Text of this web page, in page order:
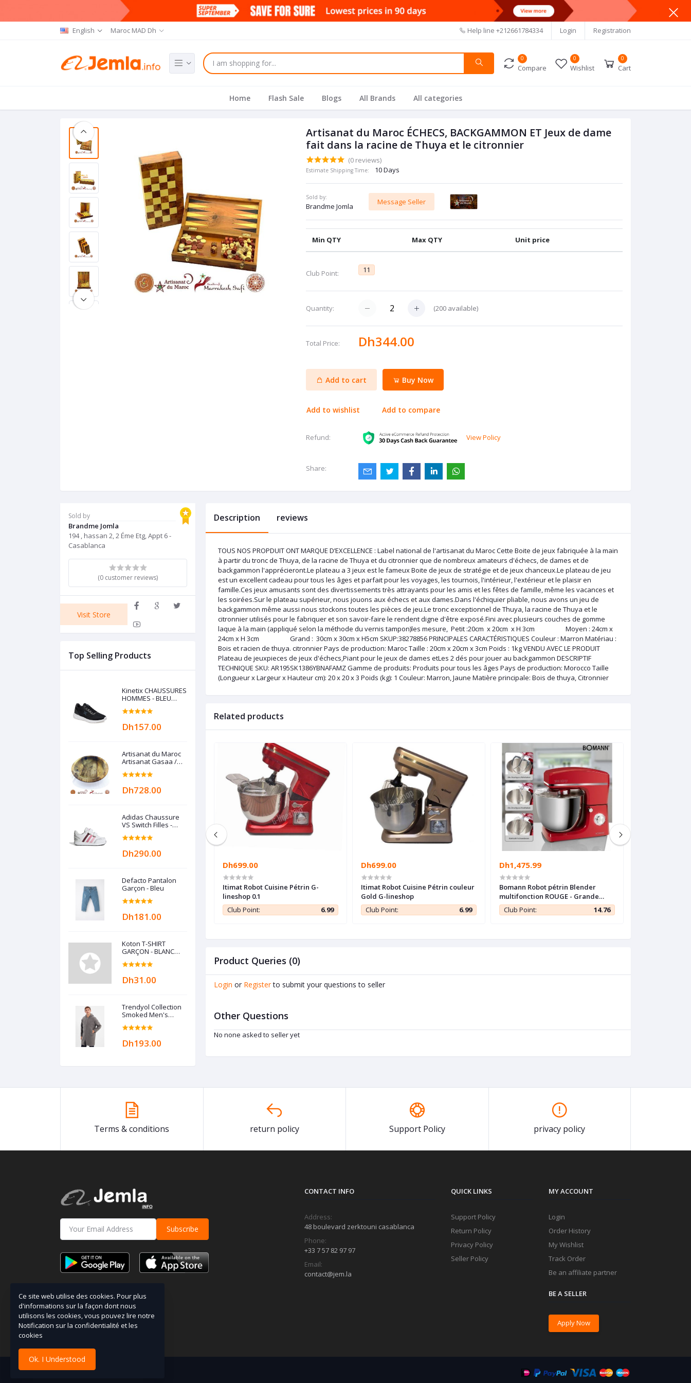
English Maroc MAD Dh Help line +212661784334 Login Registration
0
Compare
0
Wishlist
0
Cart
Home Flash Sale Blogs All Brands All categories
Artisanat du Maroc ÉCHECS, BACKGAMMON ET Jeux de dame
fait dans la racine de Thuya et le citronnier
(0 reviews)
Estimate Shipping Time: 10 Days
Sold by:
Brandme Jomla
Message Seller
Min QTY Max QTY Unit price
Club Point: 11
Quantity: (200 available)
Total Price: Dh344.00
Add to cart Buy Now
Add to wishlist Add to compare
Refund: View Policy
Share:
Sold by
Brandme Jomla
194 , hassan 2, 2 Éme Etg, Appt 6 -
Casablanca
(0 customer reviews)
Visit Store
Top Selling Products
Kinetix CHAUSSURES
HOMMES - BLEU
MARINE
Dh157.00
Artisanat du Maroc
Artisanat Gasaa /
Gas3a / Guesâa /
Plat à couscous en
Dh728.00
Adidas Chaussure
VS Switch Filles -
Crystal Blanc
Dh290.00
Defacto Pantalon
Garçon - Bleu
Dh181.00
Koton T-SHIRT
GARÇON - BLANC
ECRU
Dh31.00
Trendyol Collection
Smoked Men's
Hooded Zippered
Oversize Coat
Dh193.00
Description reviews
TOUS NOS PROPDUIT ONT MARQUE D’EXCELLENCE : Label national de l'artisanat du Maroc Cette Boite de jeux fabriquée à la main
à partir du tronc de Thuya, de la racine de Thuya et du citronnier que de nombreux amateurs d'échecs, de dames et de
backgammon l'apprécieront.Le plateau a 3 jeux est le fameux Boite de jeux de stratégie et de jeux chanceux.Le plateau de jeu
est un excellent cadeau pour tous les âges et parfait pour les voyages, les tournois, l'intérieur, l'extérieur et le plaisir en
famille.Ces jeux amusants sont des divertissements très attrayants pour les amis et les fêtes de famille, même les vacances et
les soirées.Sur le plateau supérieur, nous jouons aux échecs et aux dames.Dans l'échiquier pliable, nous avons un jeu de
backgammon même aussi nous stockons toutes les pièces de jeu.Le tronc exceptionnel de Thuya, la racine de Thuya et le
citronnier utilisés pour le fabriquer et son savoir-faire le rendent digne d'être exposé.Fini avec plusieurs couches de gomme
laque à la main (appliqué selon la méthode du vernis tampon)les mesure, Petit :20cm x 20cm x H 3cm Moyen : 24cm x
24cm x H 3cm Grand : 30cm x 30cm x H5cm SKUP:38278856 PRINCIPALES CARACTÉRISTIQUES Couleur : Marron Matériau :
Bois et racien de thuya. citronnier Pays de production: Maroc Taille : 20cm x 20cm x 3cm Poids : 1kg VENDU AVEC LE PRODUIT
Plateau de jeuxpieces de jeux d'échecs,Piant pour le jeux de dames etLes 2 dés pour jouer au backgammon DESCRIPTIF
TECHNIQUE SKU: AR195SK1386YBNAFAMZ Gamme de produits: Produits pour tous les âges Pays de production: Morocco Taille
(Longueur x Largeur x Hauteur cm): 20 x 20 x 3 Poids (kg): 1 Couleur: Marron, Jaune Matière principale: Bois de thuya, Citronnier
Related products
Bosch Robot pétrin multifonctions
rouge MUM48R1 ,600W, Bol inox
3,9L + accessoires
Club Point:
Dh699.00
Itimat Robot Cuisine Pétrin G-
lineshop 0.1
Club Point:
6.99
Dh699.00
Itimat Robot Cuisine Pétrin couleur
Gold G-lineshop
Club Point:
6.99
Dh1,475.99
Bomann Robot pétrin Blender
multifonction ROUGE - Grande
capacité 10L - 1500W -
Club Point: 14.76
Product Queries (0)
Login or Register to submit your questions to seller
Other Questions
No none asked to seller yet
Terms & conditions return policy Support Policy privacy policy
Subscribe
CONTACT INFO
Address:
48 boulevard zerktouni casablanca
Phone:
+33 7 57 82 97 97
Email:
contact@jem.la
QUICK LINKS
Support Policy
Return Policy
Privacy Policy
Seller Policy
MY ACCOUNT
Login
Order History
My Wishlist
Track Order
Be an affiliate partner
BE A SELLER
Apply Now
Ce site web utilise des cookies. Pour plus
d'informations sur la façon dont nous
utilisons les cookies, vous pouvez lire notre
Notification sur la confidentialité et les
cookies
Ok. I Understood